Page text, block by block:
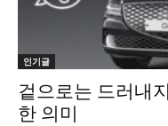
인기글
겉으로는 드러내
한 의미